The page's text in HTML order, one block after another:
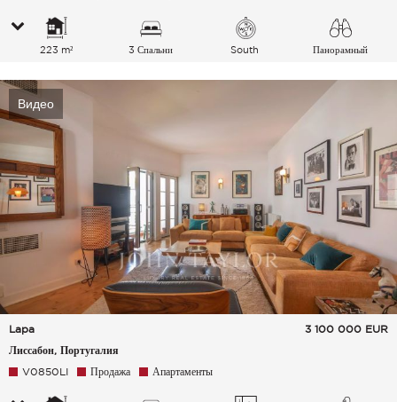
223 m² 3 Спальни South Панорамный
Видео
Lapa
Лиссабон, Португалия
3 100 000 EUR
V0850LI Продажа Апартаменты